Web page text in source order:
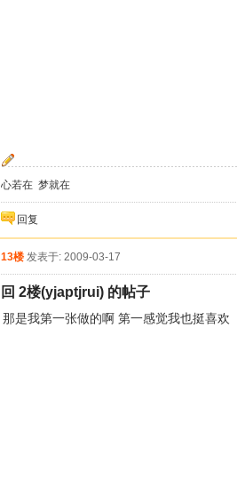
心若在 梦就在
回复
13楼 发表于: 2009-03-17
回 2楼(yjaptjrui) 的帖子
那是我第一张做的啊 第一感觉我也挺喜欢